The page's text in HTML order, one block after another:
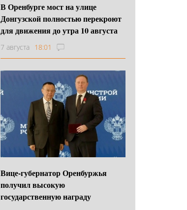
В Оренбурге мост на улице
Донгузской полностью перекроют
для движения до утра 10 августа
7 августа 18:01
Вице-губернатор Оренбуржья
получил высокую
государственную награду